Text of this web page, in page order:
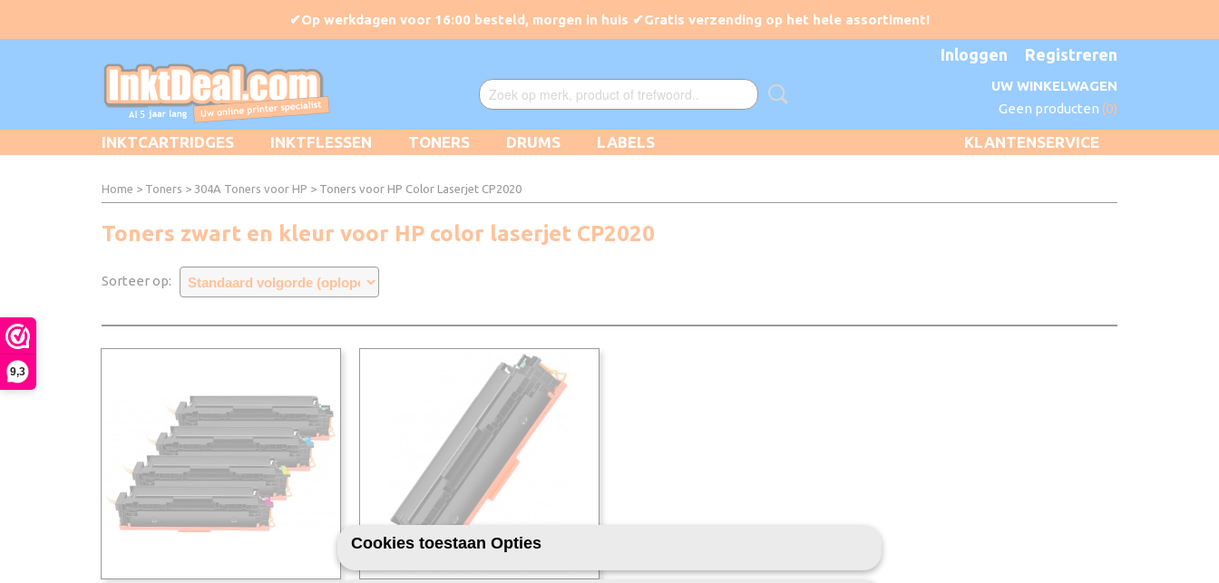
9,3
Inloggen Registreren
UW WINKELWAGEN
Geen producten (0)
KLANTENSERVICE
INKTCARTRIDGES INKTFLESSEN TONERS DRUMS LABELS
Home > Toners > 304A Toners voor HP > Toners voor HP Color Laserjet CP2020
Toners zwart en kleur voor HP color laserjet CP2020
Sorteer op:
Cookies toestaan Opties